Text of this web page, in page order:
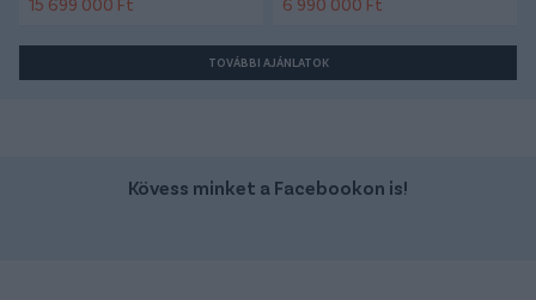
15 699 000 Ft 6 990 000 Ft
TOVÁBBI AJÁNLATOK
Kövess minket a Facebookon is!